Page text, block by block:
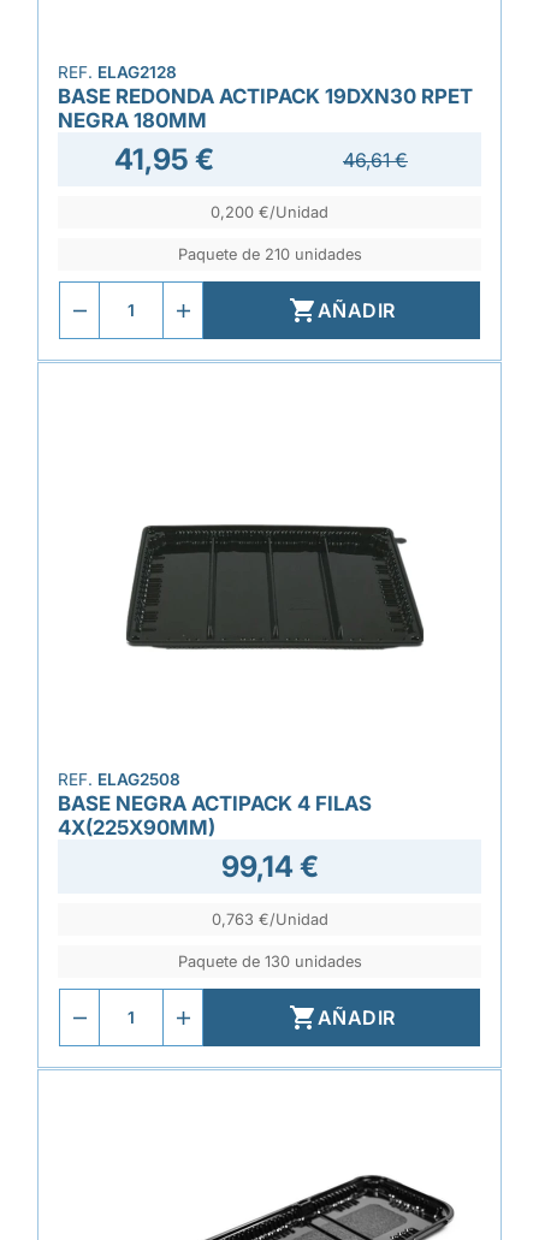
REF. ELAG2128
BASE REDONDA ACTIPACK 19DXN30 RPET
NEGRA 180MM
41,95 € 46,61 €
0,200 €/Unidad
Paquete de 210 unidades
AÑADIR
REF. ELAG2508
BASE NEGRA ACTIPACK 4 FILAS
4X(225X90MM)
99,14 €
0,763 €/Unidad
Paquete de 130 unidades
AÑADIR